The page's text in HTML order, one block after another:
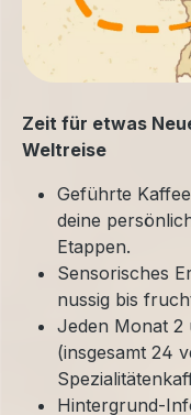
Zeit für etwas
Weltreise
Geführte
deine
Etappen.
Sensorisches
nussig bis
Jeden Monat 2
(insgesamt 24
Hintergrund-